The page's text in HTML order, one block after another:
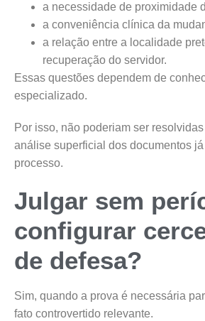
a necessidade de proximidade
a conveniência clínica da
a relação entre a localidade
recuperação do servidor.
Essas questões dependem de
especializado.
Por isso, não poderiam ser
análise superficial dos documentos
processo.
Julgar sem
configurar
de defesa?
Sim, quando a prova é necessária
fato controvertido relevante.